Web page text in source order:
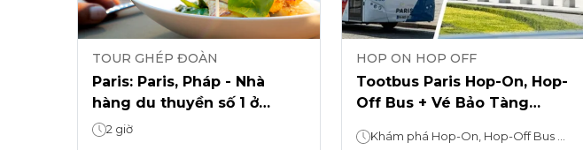
TOUR GHÉP ĐOÀN
Paris: Paris, Pháp - Nhà
hàng du thuyền số 1 ở
Paris-Bữa trưa (12:45pm)
2 giờ
HOP ON HOP OFF
Tootbus Paris Hop-On, Hop-
Off Bus + Vé Bảo Tàng